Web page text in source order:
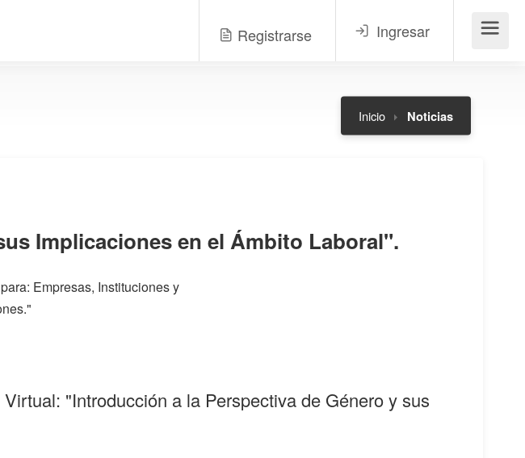
Registrarse Ingresar Menú
Inicio Noticias
Implicaciones en el Ámbito Laboral".
Empresas, Instituciones y
"Introducción a la Perspectiva de Género y sus